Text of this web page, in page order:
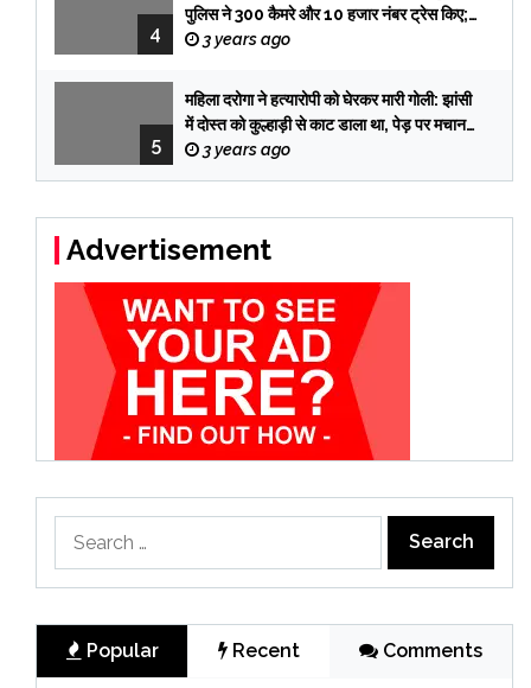
4
पुलिस ने 300 कैमरे और 10 हजार नंबर ट्रेस किए;
तब पकड़े गए तीनों आरोपी
3 years ago
5
महिला दरोगा ने हत्यारोपी को घेरकर मारी गोली: झांसी
में दोस्त को कुल्हाड़ी से काट डाला था, पेड़ पर मचान
बनाकर 12 दिन छुपा रहा
3 years ago
Advertisement
for:
Popular Recent Comments